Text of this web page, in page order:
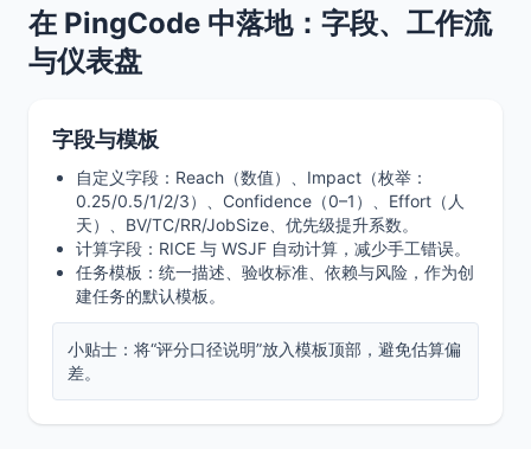
在 PingCode 中落地：字段、工作流
与仪表盘
字段与模板
自定义字段：Reach（数值）、Impact（枚举：
0.25/0.5/1/2/3）、Confidence（0–1）、Effort（人
天）、BV/TC/RR/JobSize、优先级提升系数。
计算字段：RICE 与 WSJF 自动计算，减少手工错误。
任务模板：统一描述、验收标准、依赖与风险，作为创
建任务的默认模板。
小贴士：将“评分口径说明”放入模板顶部，避免估算偏
差。